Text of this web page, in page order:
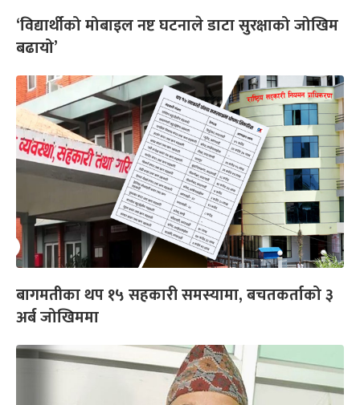
‘विद्यार्थीको मोबाइल नष्ट घटनाले डाटा सुरक्षाको जोखिम
बढायो’
बागमतीका थप १५ सहकारी समस्यामा, बचतकर्ताको ३
अर्ब जोखिममा